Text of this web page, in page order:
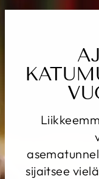
sijaitsee